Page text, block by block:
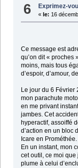
6 Exprimez-
« le: 16
Ce message est
qu’on dit « proches
moins, mais tous
d’espoir, d’amour,
Le jour du 6
mon parachute
en me privant
jambes. Cet
hyperactif, assoiffé
d’action en un bloc
Icare en Prométhée.
En un instant, mon
cet outil, ce moi que
plume à celui